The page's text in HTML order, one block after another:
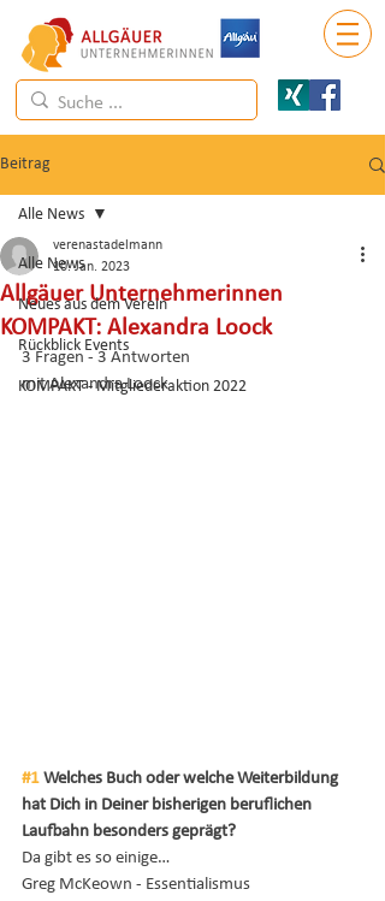
Beitrag
Alle News
Neues aus dem Verein
Rückblick Events
KOMPAKT - Mitgliederaktion 2022
Alle News
Allgäuer Unternehmerinnen
KOMPAKT: Alexandra Loock
verenastadelmann
10. Jan. 2023
3 Fragen - 3 Antworten
mit Alexandra Loock
#1 Welches Buch oder welche Weiterbildung
hat Dich in Deiner bisherigen beruflichen
Laufbahn besonders geprägt?
Da gibt es so einige…
Greg McKeown - Essentialismus